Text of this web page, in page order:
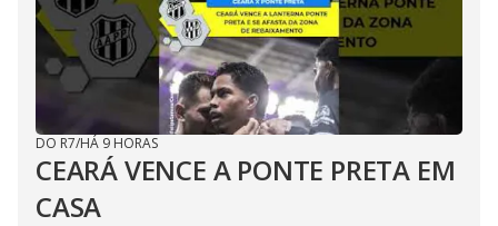
DO R7/HÁ 9 HORAS
CEARÁ VENCE A PONTE PRETA EM
CASA